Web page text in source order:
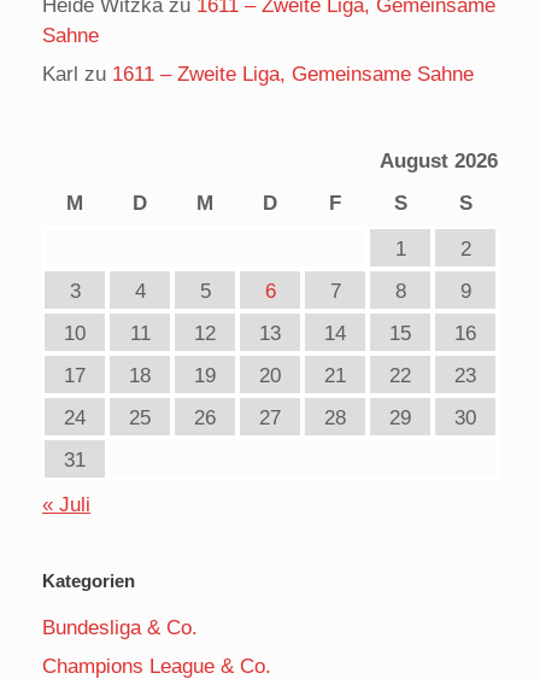
Heide Witzkazu 1611 – Zweite Liga, Gemeinsame
Sahne
Karl zu 1611 – Zweite Liga, Gemeinsame Sahne
August 2026
M
D M D F S
S
1
2
3
4 5 6 7 8
9
10
11 12 13 14 15
16
17
18 19 20 21 22
23
24
25 26 27 28 29
30
31
« Juli
Kategorien
Bundesliga & Co.
Champions League & Co.